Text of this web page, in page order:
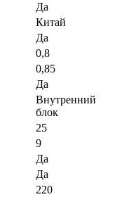
Да
Китай
Да
0,8
0,85
Да
Внутренний
блок
25
9
Да
Да
220